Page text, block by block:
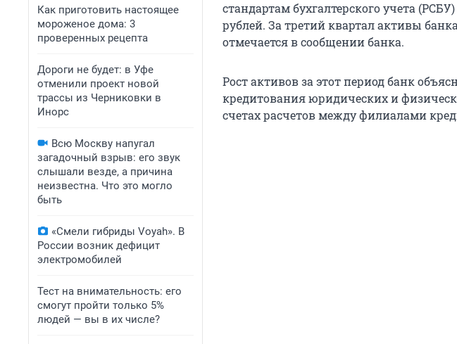
Как приготовить настоящее
мороженое дома: 3
проверенных рецепта
Дороги не будет: в Уфе
отменили проект новой
трассы из Черниковки в
Инорс
Всю Москву напугал
загадочный взрыв: его звук
слышали везде, а причина
неизвестна. Что это могло
быть
«Смели гибриды Voyah». В
России возник дефицит
электромобилей
Тест на внимательность: его
смогут пройти только 5%
людей — вы в их числе?
стандартам бухгалтерского учета
рублей. За третий квартал активы
отмечается в сообщении банка.
Рост активов за этот период банк
кредитования юридических и
счетах расчетов между филиалами